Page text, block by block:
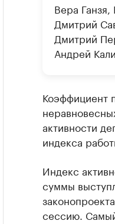
Вера
Дмитрий
Дмитрий
Андрей
Коэффициент
активности
индекса
Индекс
суммы
сессию.